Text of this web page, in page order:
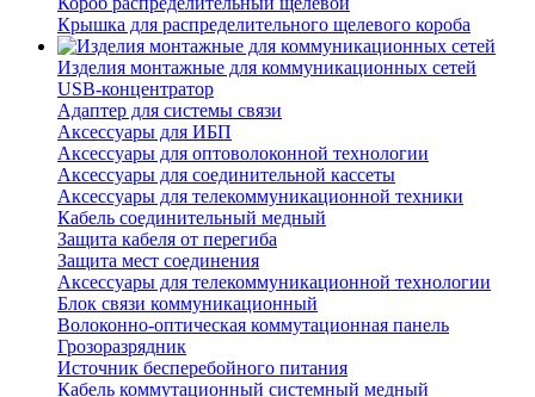
Крышка для распределительного щелевого короба
Изделия монтажные для коммуникационных сетей
USB-концентратор
Адаптер для системы связи
Аксессуары для ИБП
Аксессуары для оптоволоконной технологии
Аксессуары для соединительной кассеты
Аксессуары для телекоммуникационной техники
Кабель соединительный медный
Защита кабеля от перегиба
Защита мест соединения
Аксессуары для телекоммуникационной технологии
Блок связи коммуникационный
Волоконно-оптическая коммутационная панель
Грозоразрядник
Источник бесперебойного питания
Кабель коммутационный системный медный